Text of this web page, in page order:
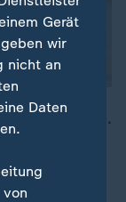
zum 25.
Gelegenheit
Gerät
wir
nicht an
Daten